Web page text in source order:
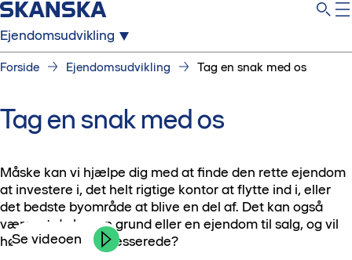
Ejendomsudvikling
Forside Ejendomsudvikling Tag en snak med os
Tag en snak med os
Måske kan vi hjælpe dig med at finde den rette ejendom
at investere i, det helt rigtige kontor at flytte ind i, eller
det bedste byområde at blive en del af. Det kan også
være, at du har en grund eller en ejendom til salg, og vil
høre, om vi er interesserede?
Se videoen